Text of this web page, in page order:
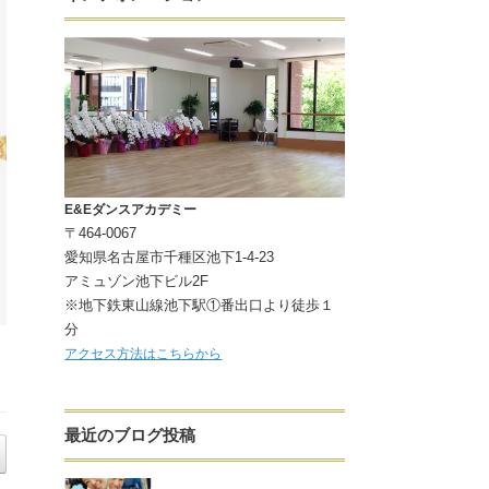
E&Eダンスアカデミー
〒464-0067
愛知県名古屋市千種区池下1-4-23
アミュゾン池下ビル2F
※地下鉄東山線池下駅①番出口より徒歩１
分
アクセス方法はこちらから
最近のブログ投稿